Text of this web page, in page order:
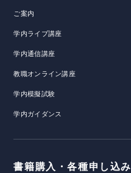
ご案内
学内ライブ講座
学内通信講座
教職オンライン講座
学内模擬試験
学内ガイダンス
書籍購入・各種申し込み